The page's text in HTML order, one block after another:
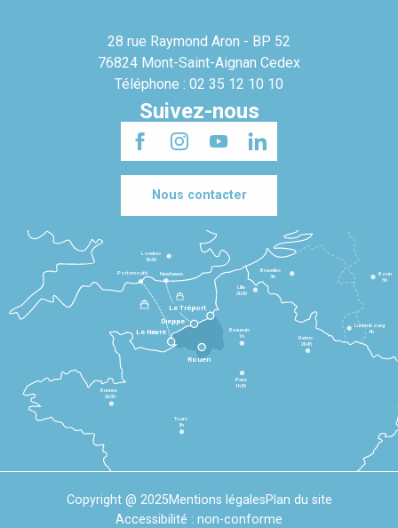
28 rue Raymond Aron - BP 52
76824 Mont-Saint-Aignan Cedex
Téléphone : 02 35 12 10 10
Suivez-nous
Nous contacter
Le Havre
Dieppe
Le Tréport
Rennes
2h30
Tours
3h
Paris
1h30
Beauvais
1h
Reims
2h45
Lille
2h30
Bruxelles
3h
Londres
3h30
Newhaven
Portsmouth
Bonn
5h
Luxembourg
4h
Rouen
Copyright @ 2025Mentions légalesPlan du site
Accessibilité : non-conforme